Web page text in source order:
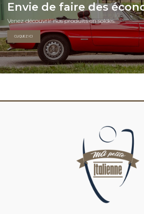
Envie de faire des
Venez découvrir nos produits en soldes.
CLIQUEZ ICI